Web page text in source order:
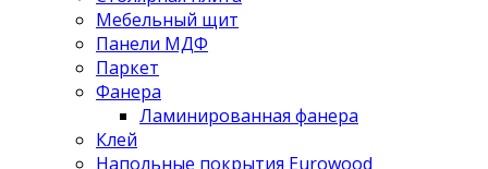
Мебельный щит
Панели МДФ
Паркет
Фанера
Ламинированная фанера
Клей
Напольные покрытия Eurowood